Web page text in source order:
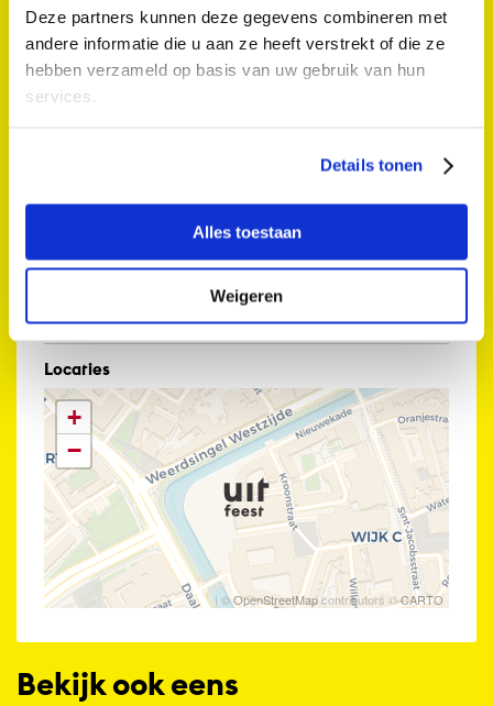
Deze partners kunnen deze gegevens combineren met
andere informatie die u aan ze heeft verstrekt of die ze
hebben verzameld op basis van uw gebruik van hun
services.
Details tonen
Alles toestaan
Weigeren
Paardenveld 5, 3511 RD Utrecht
Za 13 sep. 2025 12:00 - 17:00
Foto's: 36framez
Stranded FM
Toegankelijkheid
Locaties
+
−
| ©OpenStreetMapcontributors ©CARTO
Bekijk ook eens